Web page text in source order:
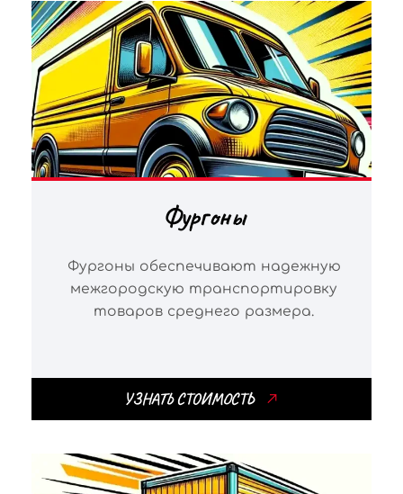
Фургоны
Фургоны обеспечивают надежную
межгородскую транспортировку
товаров среднего размера.
УЗНАТЬ СТОИМОСТЬ